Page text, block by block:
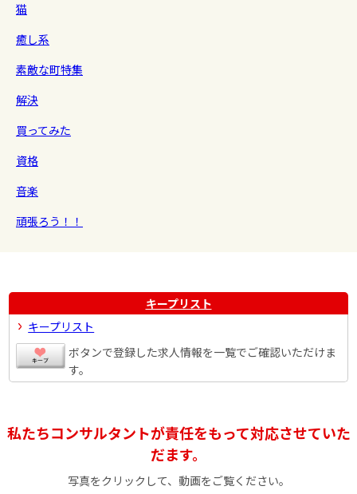
猫
癒し系
素敵な町特集
解決
買ってみた
資格
音楽
頑張ろう！！
キープリスト
キープリスト
ボタンで登録した求人情報を一覧でご確認いただけま
す。
私たちコンサルタントが責任をもって対応させていた
だます。
写真をクリックして、動画をご覧ください。